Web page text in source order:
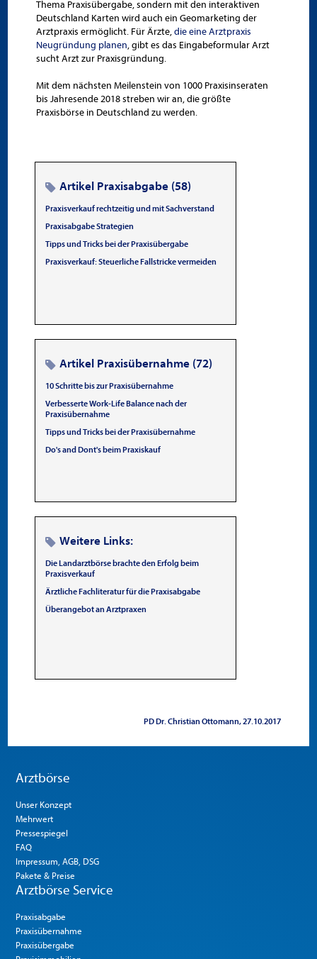
Thema Praxisübergabe, sondern mit den interaktiven
Deutschland Karten wird auch ein Geomarketing der
Arztpraxis ermöglicht. Für Ärzte,die eine Arztpraxis
Neugründung planen, gibt es das Eingabeformular Arzt
sucht Arzt zur Praxisgründung.
Mit dem nächsten Meilenstein von 1000 Praxisinseraten
bis Jahresende 2018 streben wir an, die größte
Praxisbörse in Deutschland zu werden.
Artikel Praxisabgabe (58)
Praxisverkauf rechtzeitig und mit Sachverstand
Praxisabgabe Strategien
Tipps und Tricks bei der Praxisübergabe
Praxisverkauf: Steuerliche Fallstricke vermeiden
Artikel Praxisübernahme (72)
10 Schritte bis zur Praxisübernahme
Verbesserte Work-Life Balance nach der
Praxisübernahme
Tipps und Tricks bei der Praxisübernahme
Do's and Dont's beim Praxiskauf
Weitere Links:
Die Landarztbörse brachte den Erfolg beim
Praxisverkauf
Ärztliche Fachliteratur für die Praxisabgabe
Überangebot an Arztpraxen
PD Dr. Christian Ottomann 27.10.2017
Arztbörse
Unser Konzept
Mehrwert
Pressespiegel
FAQ
Impressum, AGB, DSG
Pakete & Preise
Arztbörse Service
Praxisabgabe
Praxisübernahme
Praxisübergabe